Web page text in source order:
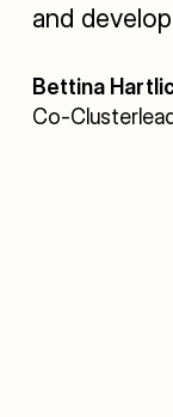
and
Bettina
Co-